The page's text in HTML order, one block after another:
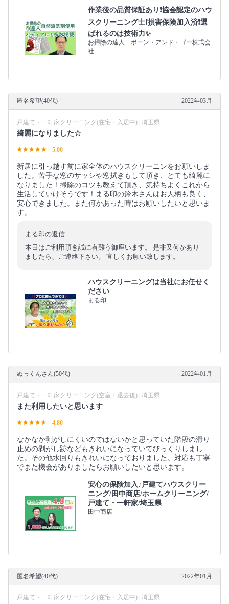
作業後の品質保証あり❗️協会認定のハウ
スクリーニング士❗️損害保険加入済❗️選
ばれるのは技術力✨
お掃除の達人 ボーン・アンド・ゴー株式会
社
匿名希望(40代) 2022年03月
戸建て・一軒家クリーニング(在宅・入居中) | 埼玉県
綺麗になりました☆
5.00
新居に引っ越す前に家全体のハウスクリーニンをお願いしま
した。苦手な窓のサッシや窓拭きもして頂き、とても綺麗に
なりました！掃除のコツも教えて頂き、気持ちよくこれから
生活していけそうです！まる印の鈴木さんはお人柄も良く、
安心できました。また何かあった時はお願いしたいと思いま
す。
まる印の返信
本日はご利用頂き誠に有難う御座います。 是非又何かあり
ましたら、ご連絡下さい。 宜しくお願い致します。
ハウスクリーニングは当社にお任せく
ださい
まる印
ぬっくんさん(50代) 2022年01月
戸建て・一軒家クリーニング(空室・退去後) | 埼玉県
また利用したいと思います
4.80
なかなか剥がしにくいのではないかと思っていた階段の滑り
止めの剥がし跡などもきれいになっていてびっくりしまし
た。その他水回りもきれいになっておりました。対応も丁寧
でまた機会がありましたらお願いしたいと思います。
安心の保険加入♪戸建てハウスクリー
ニング/田中商店/ホームクリーニング/
戸建て・一軒家/埼玉県
田中商店
匿名希望(40代) 2022年01月
戸建て・一軒家クリーニング(在宅・入居中) | 埼玉県